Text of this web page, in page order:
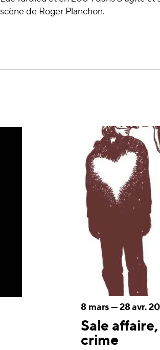
scène de Roger Planchon.
Sale
crime
8 mars—28 avr.